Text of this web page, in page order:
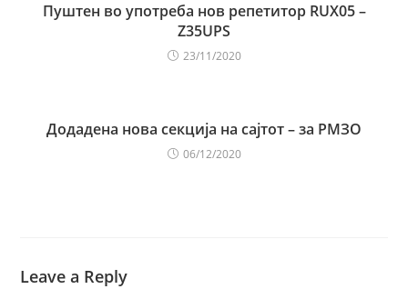
Пуштен во употреба нов репетитор RUX05 –
Z35UPS
23/11/2020
Додадена нова секција на сајтот – за РМЗО
06/12/2020
Leave a Reply